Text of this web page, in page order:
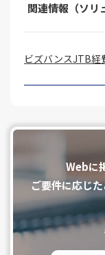
関連情報（ソリ
ビズバンスJTB経
Webに
ご要件に応じ